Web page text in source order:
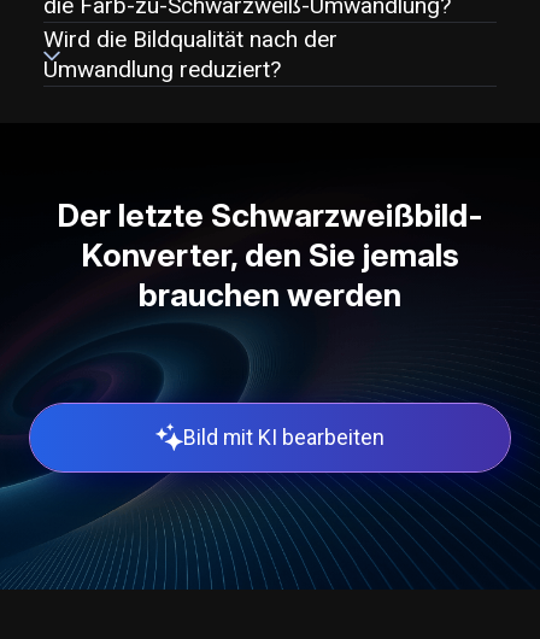
die Farb-zu-Schwarzweiß-Umwandlung?
Wird die Bildqualität nach der
Umwandlung reduziert?
Der letzte Schwarzweißbild-
Konverter, den Sie jemals
brauchen werden
Bild mit KI bearbeiten